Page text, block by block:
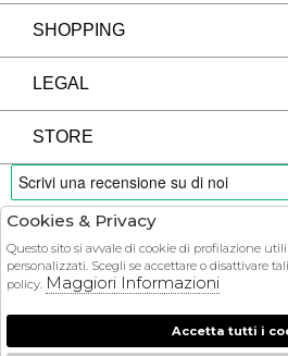
SHOPPING
LEGAL
STORE
PAYMENTS
COURIER
Cookies & Privacy
Questo sito si avvale di cookie di profilazione
personalizzati. Scegli se accettare o disattivare
policy. Maggiori Informazioni
Accetta tutti i